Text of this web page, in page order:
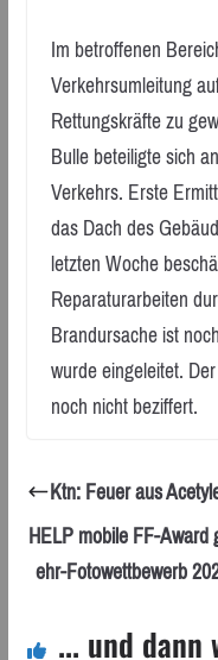
Im betroffenen
Verkehrsumleitung
Rettungskräfte zu
Bulle beteiligte sich
Verkehrs. Erste
das Dach des
letzten Woche
Reparaturarbeiten
Brandursache ist
wurde eingeleitet.
noch nicht beziffert.
Ktn: Feuer aus
HELP mobile FF-
ehr-Fotowettbewerb
... und dann